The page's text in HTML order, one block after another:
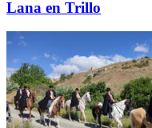
Lana en Trillo